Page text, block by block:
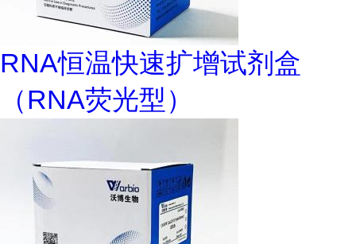
RNA恒温快速扩增试剂盒
（RNA荧光型）